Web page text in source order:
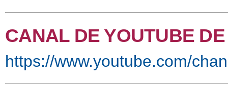
CANAL DE YOUTUBE
https://www.youtube.com/